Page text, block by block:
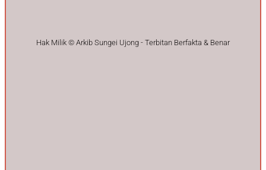
Hak Milik © Arkib Sungei Ujong - Terbitan Berfakta & Benar